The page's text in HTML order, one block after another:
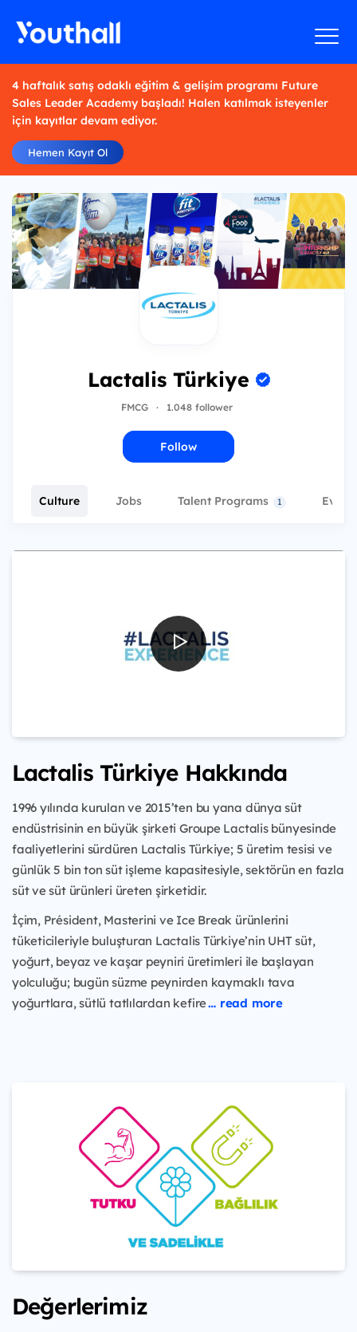
4 haftalık satış odaklı eğitim & gelişim programı Future
Sales Leader Academy başladı! Halen katılmak isteyenler
için kayıtlar devam ediyor.
Hemen Kayıt Ol
Lactalis Türkiye
FMCG · 1.048 follower
Follow
Culture Jobs Talent Programs 1
Lactalis Türkiye Hakkında
1996 yılında kurulan ve 2015’ten bu yana dünya süt
endüstrisinin en büyük şirketi Groupe Lactalis bünyesinde
faaliyetlerini sürdüren Lactalis Türkiye; 5 üretim tesisi ve
günlük 5 bin ton süt işleme kapasitesiyle, sektörün en fazla
süt ve süt ürünleri üreten şirketidir.
İçim, Président, Masterini ve Ice Break ürünlerini
tüketicileriyle buluşturan Lactalis Türkiye’nin UHT süt,
yoğurt, beyaz ve kaşar peyniri üretimleri ile başlayan
yolculuğu; bugün süzme peynirden kaymaklı tava
yoğurtlara, sütlü tatlılardan kefire… read more
Değerlerimiz